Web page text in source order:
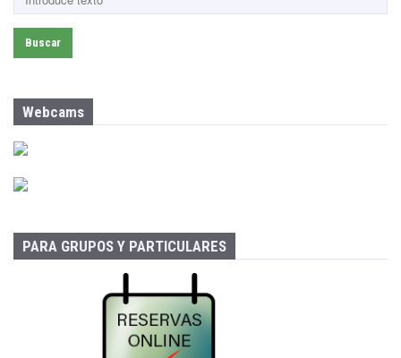
u
s
a
:
Webcams
PARA GRUPOS Y PARTICULARES